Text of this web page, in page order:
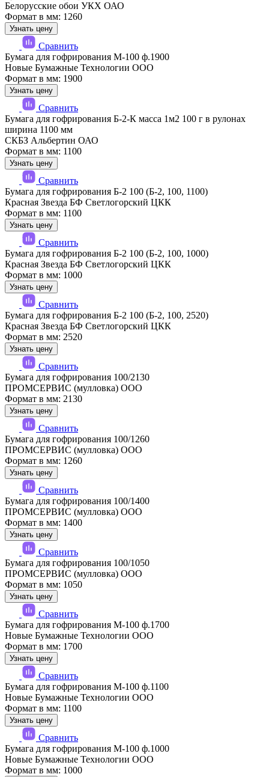
Белорусские обои УКХ ОАО
Формат в мм: 1260
Узнать цену
Сравнить
Бумага для гофрирования М-100 ф.1900
Новые Бумажные Технологии ООО
Формат в мм: 1900
Узнать цену
Сравнить
Бумага для гофрирования Б-2-К масса 1м2 100 г в рулонах
ширина 1100 мм
СКБЗ Альбертин ОАО
Формат в мм: 1100
Узнать цену
Сравнить
Бумага для гофрирования Б-2 100 (Б-2, 100, 1100)
Красная Звезда БФ Светлогорский ЦКК
Формат в мм: 1100
Узнать цену
Сравнить
Бумага для гофрирования Б-2 100 (Б-2, 100, 1000)
Красная Звезда БФ Светлогорский ЦКК
Формат в мм: 1000
Узнать цену
Сравнить
Бумага для гофрирования Б-2 100 (Б-2, 100, 2520)
Красная Звезда БФ Светлогорский ЦКК
Формат в мм: 2520
Узнать цену
Сравнить
Бумага для гофрирования 100/2130
ПРОМСЕРВИС (мулловка) ООО
Формат в мм: 2130
Узнать цену
Сравнить
Бумага для гофрирования 100/1260
ПРОМСЕРВИС (мулловка) ООО
Формат в мм: 1260
Узнать цену
Сравнить
Бумага для гофрирования 100/1400
ПРОМСЕРВИС (мулловка) ООО
Формат в мм: 1400
Узнать цену
Сравнить
Бумага для гофрирования 100/1050
ПРОМСЕРВИС (мулловка) ООО
Формат в мм: 1050
Узнать цену
Сравнить
Бумага для гофрирования М-100 ф.1700
Новые Бумажные Технологии ООО
Формат в мм: 1700
Узнать цену
Сравнить
Бумага для гофрирования М-100 ф.1100
Новые Бумажные Технологии ООО
Формат в мм: 1100
Узнать цену
Сравнить
Бумага для гофрирования М-100 ф.1000
Новые Бумажные Технологии ООО
Формат в мм: 1000